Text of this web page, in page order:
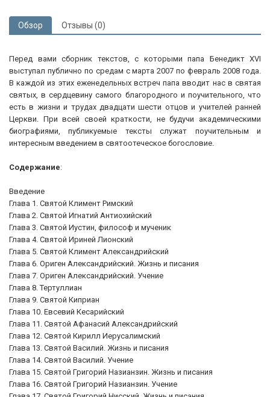
Обзор Отзывы (0)
Перед вами сборник текстов, с которыми папа Бенедикт XVI
выступал публично по средам с марта 2007 по февраль 2008 года.
В каждой из этих еженедельных встреч папа вводит нас в святая
святых, в сердцевину самого благородного и поучительного, что
есть в жизни и трудах двадцати шести отцов и учителей ранней
Церкви. При всей своей краткости, не будучи академическими
биографиями, публикуемые тексты служат поучительным и
интересным введением в святоотеческое богословие.
Содержание:
Введение
Глава 1. Святой Климент Римский
Глава 2. Святой Игнатий Антиохийский
Глава 3. Святой Иустин, философ и мученик
Глава 4. Святой Ириней Лионский
Глава 5. Святой Климент Александрийский
Глава 6. Ориген Александрийский. Жизнь и писания
Глава 7. Ориген Александрийский. Учение
Глава 8. Тертуллиан
Глава 9. Святой Киприан
Глава 10. Евсевий Кесарийский
Глава 11. Святой Афанасий Александрийский
Глава 12. Святой Кирилл Иерусалимский
Глава 13. Святой Василий. Жизнь и писания
Глава 14. Святой Василий. Учение
Глава 15. Святой Григорий Назианзин. Жизнь и писания
Глава 16. Святой Григорий Назианзин. Учение